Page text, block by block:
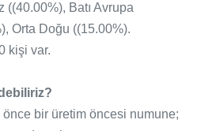
((40.00%), Batı Avrupa
Orta Doğu ((15.00%).
kişi var.
bir üretim öncesi numune;